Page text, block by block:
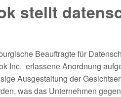
stellt
Beauftragte für
Inc. erlassene Anordnung
Ausgestaltung der
was das Unternehmen